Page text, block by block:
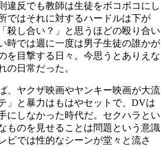
違反でも教師は生徒をボコボコにし
ではそれに対するハードルは下が
殺し合い？」と思うほどの殴り合い
時では週に一度は男子生徒の誰かが
を目撃する日々。今思うとありえな
の日常だった。
、ヤクザ映画やヤンキー映画が大流
」と暴力はもはやセットで、DVは
にしなかった時代だ。セクハラとい
ものを見せることは問題という意識
ビでは性的なシーンが堂々と流さ